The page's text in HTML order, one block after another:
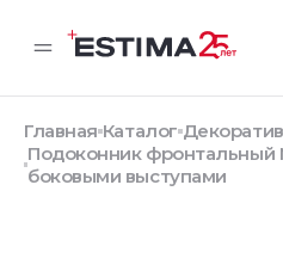
Главная Каталог
Подоконник фронтальный
боковыми выступами